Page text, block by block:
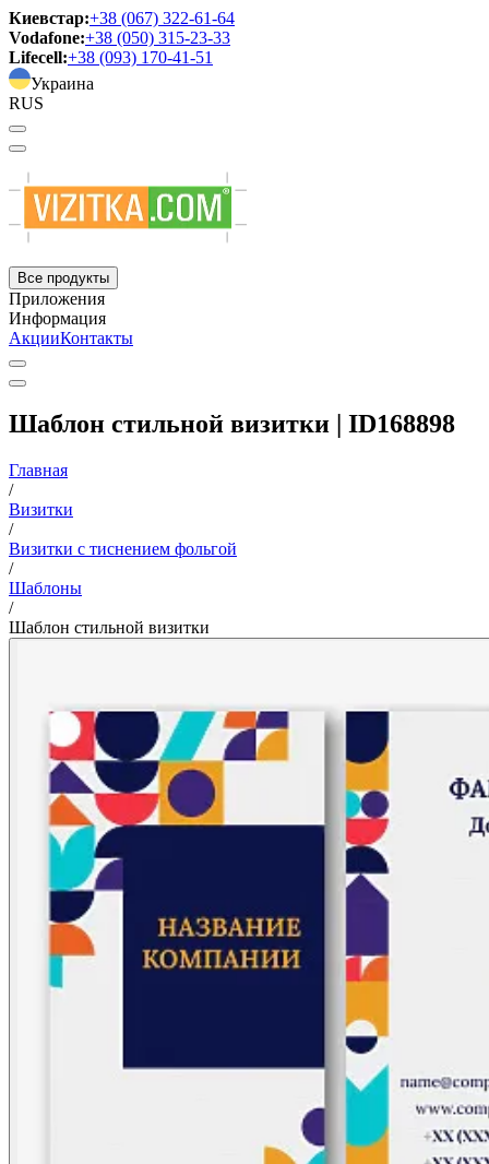
Киевстар:+38 (067) 322-61-64
Vodafone:+38 (050) 315-23-33
Lifecell:+38 (093) 170-41-51
Украина
RUS
Все продукты
Приложения
Информация
АкцииКонтакты
Шаблон стильной визитки | ID168898
Главная
/
Визитки
/
Визитки с тиснением фольгой
/
Шаблоны
/
Шаблон стильной визитки